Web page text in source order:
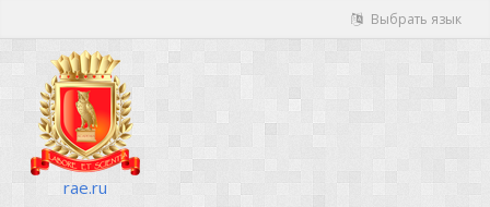
Выбрать язык
rae.ru